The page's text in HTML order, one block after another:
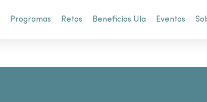
Programas Retos Beneficios Ula Eventos